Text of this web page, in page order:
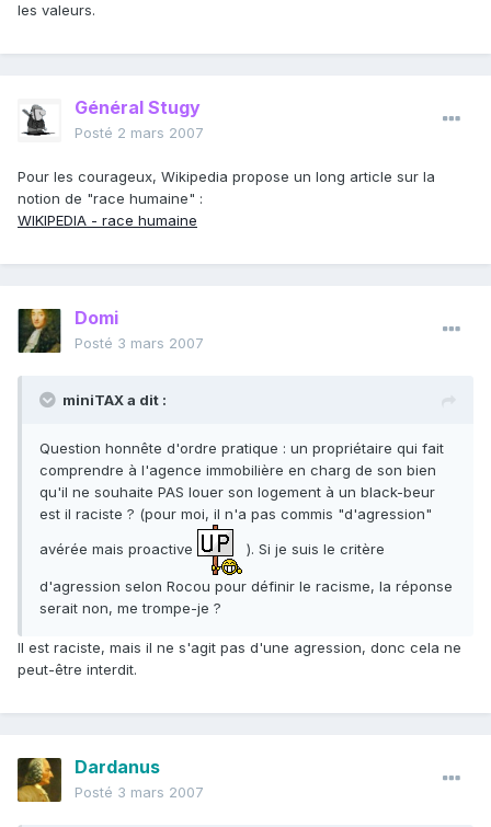
les valeurs.
Général Stugy
Posté 2 mars 2007
Pour les courageux, Wikipedia propose un long article sur la
notion de "race humaine" :
WIKIPEDIA - race humaine
Domi
Posté 3 mars 2007
miniTAX a dit :
Question honnête d'ordre pratique : un propriétaire qui fait
comprendre à l'agence immobilière en charg de son bien
qu'il ne souhaite PAS louer son logement à un black-beur
est il raciste ? (pour moi, il n'a pas commis "d'agression"
avérée mais proactive
). Si je suis le critère
d'agression selon Rocou pour définir le racisme, la réponse
serait non, me trompe-je ?
Il est raciste, mais il ne s'agit pas d'une agression, donc cela ne
peut-être interdit.
Dardanus
Posté 3 mars 2007